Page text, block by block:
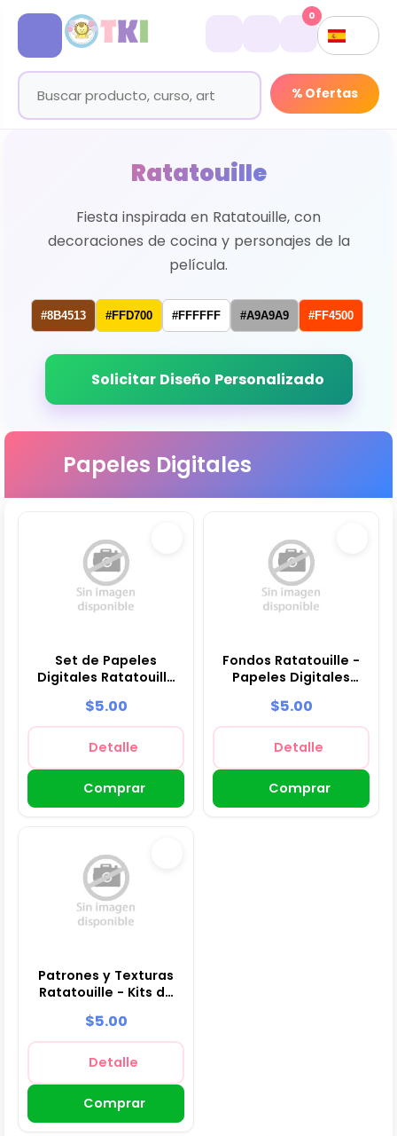
% Ofertas
0
Ratatouille
Fiesta inspirada en Ratatouille, con
decoraciones de cocina y personajes de la
película.
#8B4513 #FFD700 #FFFFFF #A9A9A9 #FF4500
Solicitar Diseño Personalizado
Papeles Digitales
Set de Papeles
Digitales Ratatouille
y Scrapbooking
$5.00
Detalle
Comprar
Fondos Ratatouille -
Papeles Digitales
$5.00
Detalle
Comprar
Patrones y Texturas
Ratatouille - Kits de
$5.00
Detalle
Comprar